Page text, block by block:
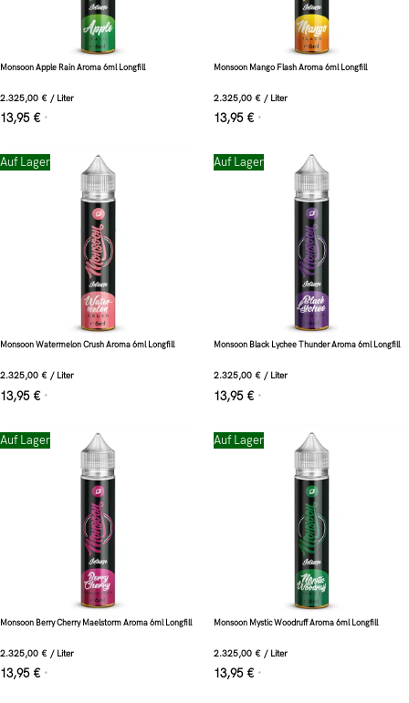
Monsoon Apple Rain Aroma 6ml Longfill
2.325,00 € / Liter
13,95 € *
Monsoon Mango Flash Aroma 6ml Longfill
2.325,00 € / Liter
13,95 € *
Auf Lager
Monsoon Watermelon Crush Aroma 6ml Longfill
2.325,00 € / Liter
13,95 € *
Auf Lager
Monsoon Black Lychee Thunder Aroma 6ml Longfill
2.325,00 € / Liter
13,95 € *
Auf Lager
Monsoon Berry Cherry Maelstorm Aroma 6ml Longfill
2.325,00 € / Liter
13,95 € *
Auf Lager
Monsoon Mystic Woodruff Aroma 6ml Longfill
2.325,00 € / Liter
13,95 € *